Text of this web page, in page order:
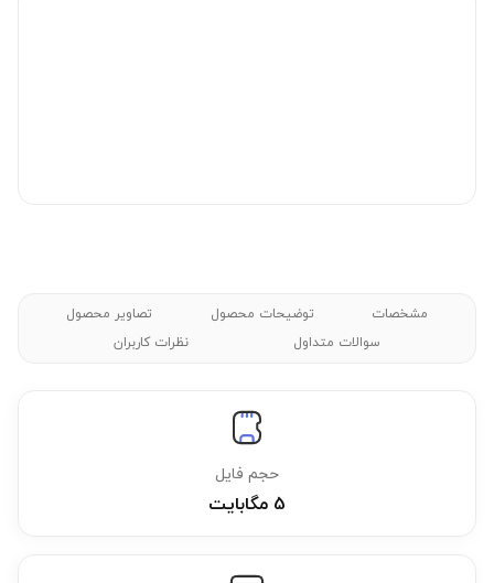
مشخصات توضیحات محصول
تصاویر محصول
سوالات متداول
نظرات کاربران
حجم فایل